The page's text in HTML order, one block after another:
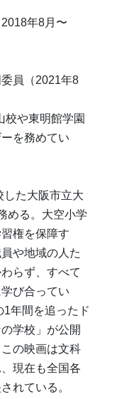
2018年8月〜
員（2021年8
校や東明館学園
を務めてい
した大阪市立大
める。大空小学
権を保障す
や地域の人た
らず、すべて
び合ってい
1年間を追ったド
学校」が公開
の映画は文科
現在も全国各
れている。